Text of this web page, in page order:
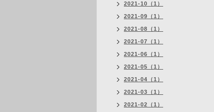
2021-10（1）
2021-09（1）
2021-08（1）
2021-07（1）
2021-06（1）
2021-05（1）
2021-04（1）
2021-03（1）
2021-02（1）